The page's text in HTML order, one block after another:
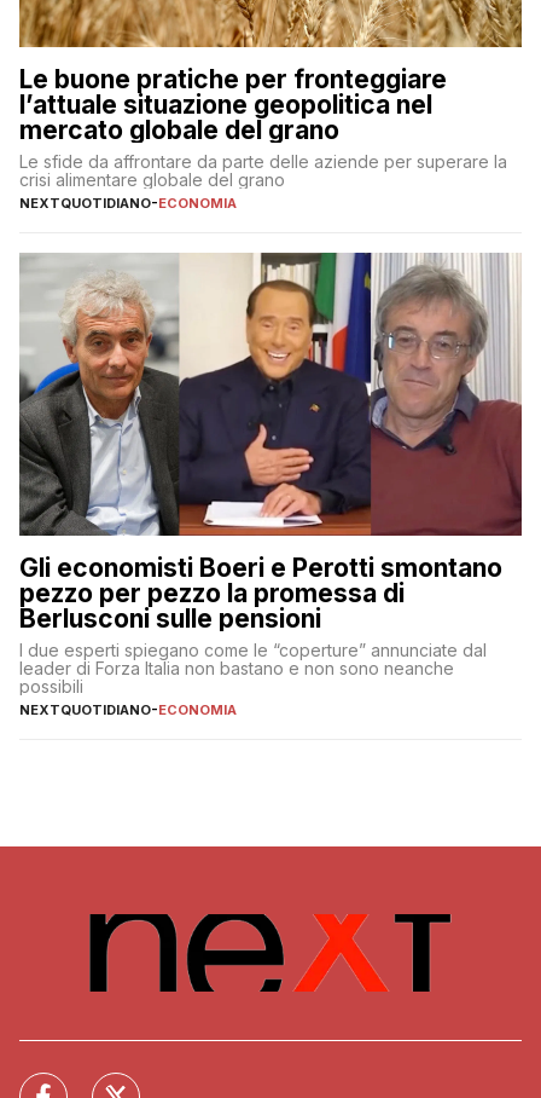
Le buone pratiche per fronteggiare
l’attuale situazione geopolitica nel
mercato globale del grano
Le sfide da affrontare da parte delle aziende per superare la
crisi alimentare globale del grano
NEXTQUOTIDIANO-ECONOMIA
Gli economisti Boeri e Perotti smontano
pezzo per pezzo la promessa di
Berlusconi sulle pensioni
I due esperti spiegano come le “coperture” annunciate dal
leader di Forza Italia non bastano e non sono neanche
possibili
NEXTQUOTIDIANO-ECONOMIA